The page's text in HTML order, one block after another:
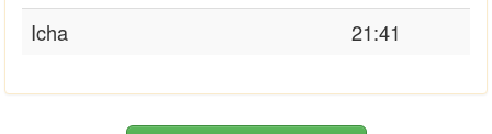
Icha
21:41